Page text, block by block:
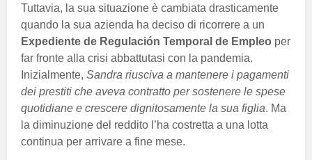
Tuttavia, la sua situazione è cambiata drasticamente
quando la sua azienda ha deciso di ricorrere a un
Expediente de Regulación Temporal de Empleo per
far fronte alla crisi abbattutasi con la pandemia.
Inizialmente, Sandra riusciva a mantenere i pagamenti
dei prestiti che aveva contratto per sostenere le spese
quotidiane e crescere dignitosamente la sua figlia. Ma
la diminuzione del reddito l’ha costretta a una lotta
continua per arrivare a fine mese.